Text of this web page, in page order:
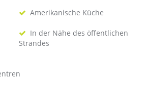
Amerikanische Küche
In der Nähe des öffentlichen
Strandes